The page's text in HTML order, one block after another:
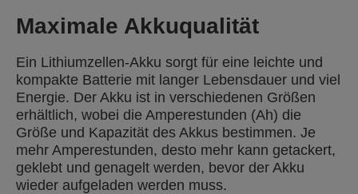
Maximale Akkuqualität
Ein Lithiumzellen-Akku sorgt für eine leichte und
kompakte Batterie mit langer Lebensdauer und viel
Energie. Der Akku ist in verschiedenen Größen
erhältlich, wobei die Amperestunden (Ah) die
Größe und Kapazität des Akkus bestimmen. Je
mehr Amperestunden, desto mehr kann getackert,
geklebt und genagelt werden, bevor der Akku
wieder aufgeladen werden muss.